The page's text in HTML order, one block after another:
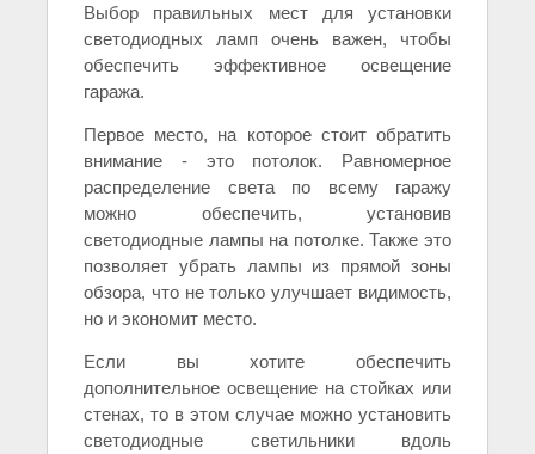
Выбор правильных мест для установки
светодиодных ламп очень важен, чтобы
обеспечить эффективное освещение
гаража.
Первое место, на которое стоит обратить
внимание - это потолок. Равномерное
распределение света по всему гаражу
можно обеспечить, установив
светодиодные лампы на потолке. Также это
позволяет убрать лампы из прямой зоны
обзора, что не только улучшает видимость,
но и экономит место.
Если вы хотите обеспечить
дополнительное освещение на стойках или
стенах, то в этом случае можно установить
светодиодные светильники вдоль